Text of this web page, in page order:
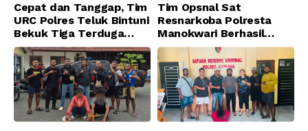
Cepat dan Tanggap, Tim
URC Polres Teluk Bintuni
Bekuk Tiga Terduga
Pelaku Pencurian di SMA
Sanawesen
Tim Opsnal Sat
Resnarkoba Polresta
Manokwari Berhasil
Ungkap Kasus Tindak
Pidana Narkotika
Golongan I Jenis Shabu
di SP 4 Distrik Prafi kab.
Manokwari